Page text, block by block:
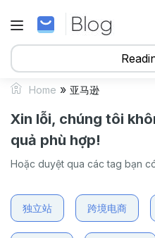
Home » 亚马逊
Xin lỗi, chúng tôi
quả phù hợp!
Hoặc duyệt qua các tag bạn
独立站 跨境电商